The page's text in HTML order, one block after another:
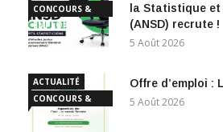
CONCOURS &
EMPLOI
la Statistique
(ANSD) recrute !
5 Août 2026
ACTUALITÉ
CONCOURS &
EMPLOI
Offre d’emploi :
5 Août 2026